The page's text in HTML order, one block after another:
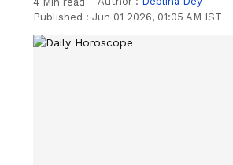
Published : Jun 01 2026, 01:05 AM IST